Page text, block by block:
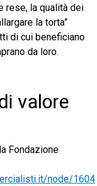
rese, la qualità dei
la torta”
di cui beneficiano
da loro.
valore
Fondazione
node/1604